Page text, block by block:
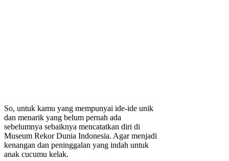
So, untuk kamu yang mempunyai ide-ide unik
dan menarik yang belum pernah ada
sebelumnya sebaiknya mencatatkan diri di
Museum Rekor Dunia Indonesia. Agar menjadi
kenangan dan peninggalan yang indah untuk
anak cucumu kelak.